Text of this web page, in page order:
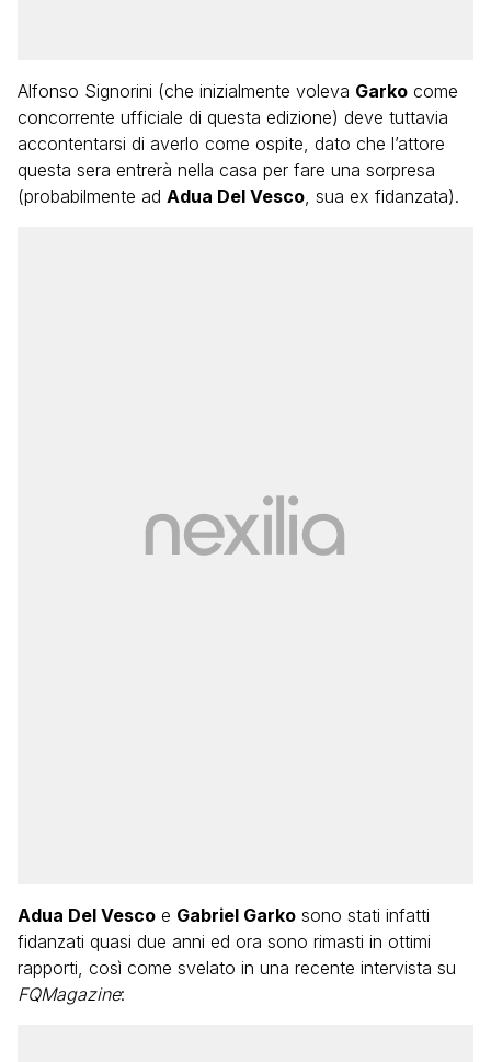
Alfonso Signorini (che inizialmente voleva Garko come
concorrente ufficiale di questa edizione) deve tuttavia
accontentarsi di averlo come ospite, dato che l’attore
questa sera entrerà nella casa per fare una sorpresa
(probabilmente ad Adua Del Vesco , sua ex fidanzata).
Adua Del Vesco e Gabriel Garko sono stati infatti
fidanzati quasi due anni ed ora sono rimasti in ottimi
rapporti, così come svelato in una recente intervista su
FQMagazine: